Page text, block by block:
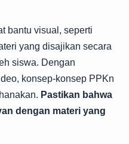
bantu visual, seperti
yang disajikan secara
siswa. Dengan
konsep-konsep PPKn
Pastikan bahwa
dengan materi yang